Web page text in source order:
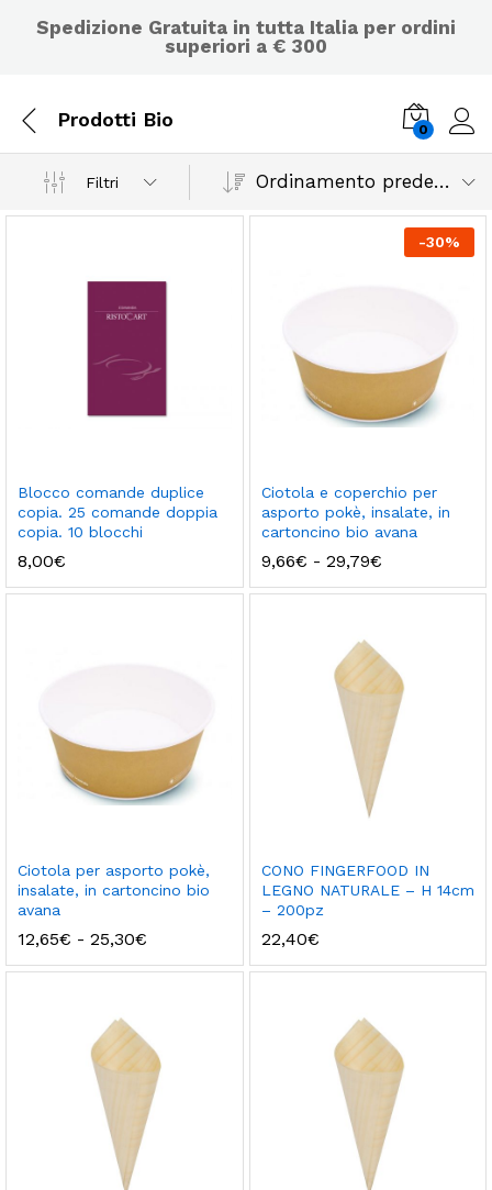
Spedizione Gratuita in tutta Italia per ordini
superiori a € 300
Prodotti Bio 0
Filtri Ordinamento predefinito
Blocco comande duplice
copia. 25 comande doppia
copia. 10 blocchi
8,00€
-30%
Ciotola e coperchio per
asporto pokè, insalate, in
cartoncino bio avana
9,66€ - 29,79€Fascia
prezzo:
29,79€
Ciotola per asporto pokè,
insalate, in cartoncino bio
avana
12,65€ - 25,30€
prezzo:
25,30€
CONO FINGERFOOD IN
LEGNO NATURALE – H 14cm
– 200pz
22,40€